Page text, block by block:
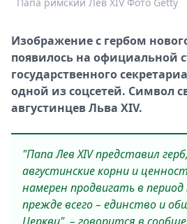
Выборы
2026
Скачай
Metro
Изображение с гербом
появилось на официальной
государственного
одной из соцсетей. Символ
августинцев Льва XIV.
"Папа Лев XIV представил
августинские корни и
намерен продвигать в
прежде всего – единство и